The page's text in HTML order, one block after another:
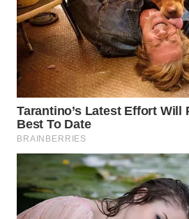
WAHANA
PERSONA
WAHANA
OTOMOTIF
WAHANA
HEALTH
WAHANA
DESA
WISATA